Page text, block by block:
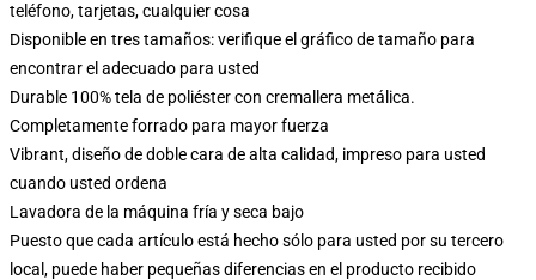
teléfono, tarjetas, cualquier cosa
Disponible en tres tamaños: verifique el gráfico de tamaño para
encontrar el adecuado para usted
Durable 100% tela de poliéster con cremallera metálica.
Completamente forrado para mayor fuerza
Vibrant, diseño de doble cara de alta calidad, impreso para usted
cuando usted ordena
Lavadora de la máquina fría y seca bajo
Puesto que cada artículo está hecho sólo para usted por su tercero
local, puede haber pequeñas diferencias en el producto recibido